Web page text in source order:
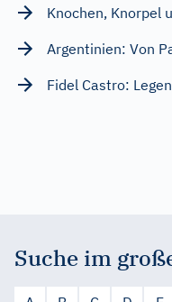
Knochen, Knorpel
Argentinien: Von
Fidel Castro:
Suche im